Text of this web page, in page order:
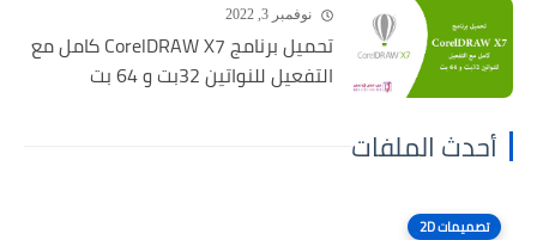
نوفمبر 3, 2022
تحميل برنامج CorelDRAW X7 كامل مع
التفعيل للنواتين 32بت و 64 بت
أحدث الملفات
تصميمات 2D